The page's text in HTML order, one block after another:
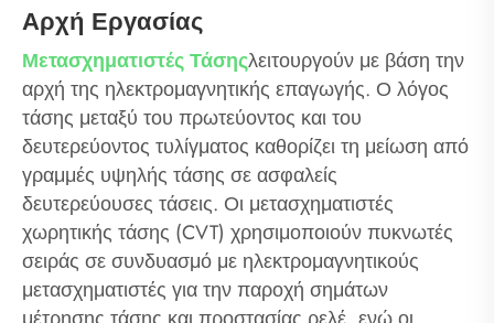
Αρχή Εργασίας
Μετασχηματιστές Τάσηςλειτουργούν με βάση την
αρχή της ηλεκτρομαγνητικής επαγωγής. Ο λόγος
τάσης μεταξύ του πρωτεύοντος και του
δευτερεύοντος τυλίγματος καθορίζει τη μείωση από
γραμμές υψηλής τάσης σε ασφαλείς
δευτερεύουσες τάσεις. Οι μετασχηματιστές
χωρητικής τάσης (CVT) χρησιμοποιούν πυκνωτές
σειράς σε συνδυασμό με ηλεκτρομαγνητικούς
μετασχηματιστές για την παροχή σημάτων